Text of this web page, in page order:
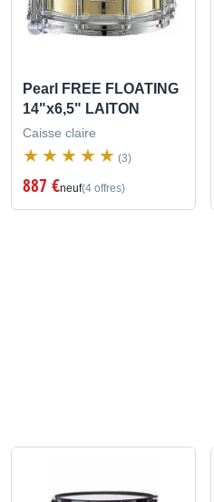
Pearl FREE FLOATING
14"x6,5" LAITON
Caisse claire
(3)
887 €neuf(4 offres)